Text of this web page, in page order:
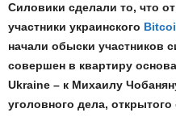
Силовики сделали то, что
участники украинского
начали обыски участников
совершен в квартиру
Ukraine – к Михаилу
уголовного дела, открытого